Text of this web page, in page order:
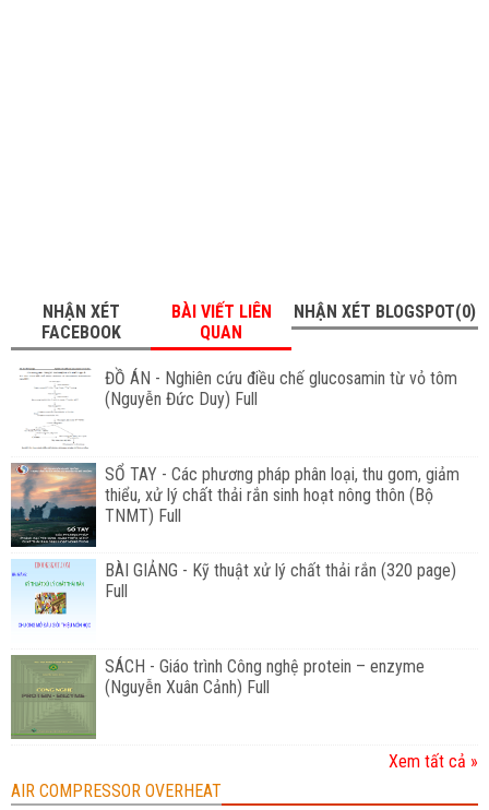
NHẬN XÉT
FACEBOOK
BÀI VIẾT LIÊN
QUAN
NHẬN XÉT BLOGSPOT(0)
ĐỒ ÁN - Nghiên cứu điều chế glucosamin từ vỏ tôm
(Nguyễn Đức Duy) Full
SỔ TAY - Các phương pháp phân loại, thu gom, giảm
thiểu, xử lý chất thải rắn sinh hoạt nông thôn (Bộ
TNMT) Full
BÀI GIẢNG - Kỹ thuật xử lý chất thải rắn (320 page)
Full
SÁCH - Giáo trình Công nghệ protein – enzyme
(Nguyễn Xuân Cảnh) Full
Xem tất cả »
AIR COMPRESSOR OVERHEAT